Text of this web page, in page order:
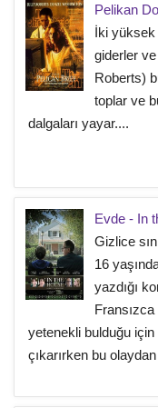
Pelikan
İki yüksek
giderler
Roberts)
toplar ve
dalgaları yayar....
Evde - In
Gizlice
16
yazdığı
yetenekli bulduğu için
çıkarırken bu